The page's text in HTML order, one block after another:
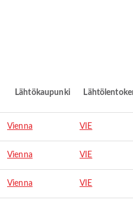
Lähtökaupunki
Vienna VIE
Vienna VIE
Vienna VIE